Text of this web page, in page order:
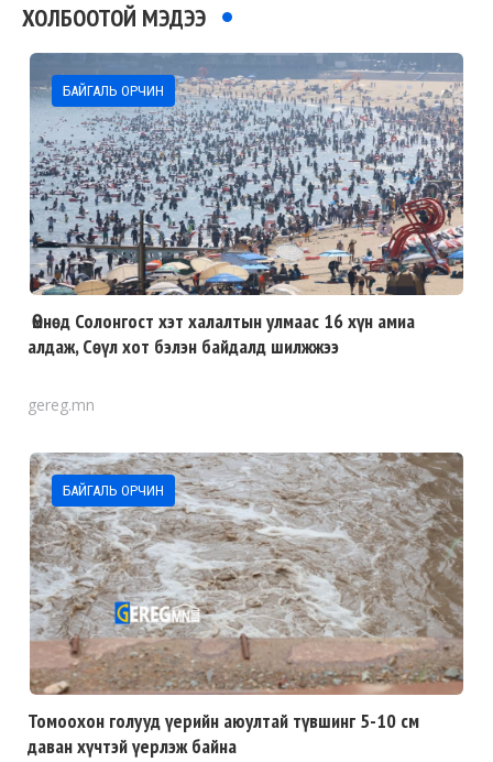
ХОЛБООТОЙ МЭДЭЭ
БАЙГАЛЬ ОРЧИН
Өмнөд Солонгост хэт халалтын улмаас 16 хүн амиа
алдаж, Сөүл хот бэлэн байдалд шилжжээ
gereg.mn
БАЙГАЛЬ ОРЧИН
Томоохон голууд үерийн аюултай түвшинг 5-10 см
даван хүчтэй үерлэж байна